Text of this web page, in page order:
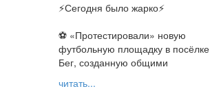
⚡️Сегодня было жарко⚡️
⚽ ️«Протестировали» новую
футбольную площадку в посёлке
Бег, созданную общими
читать...